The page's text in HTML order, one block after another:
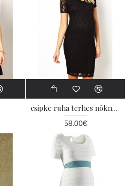
csipke ruha terhes nõknek
58.00€